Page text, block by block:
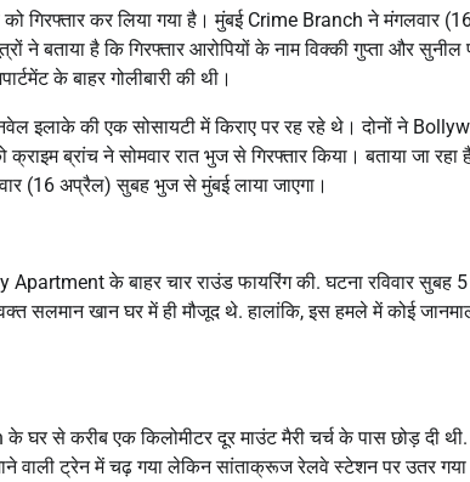
गिरफ्तार कर लिया गया है। मुंबई Crime Branch ने मंगलवार
ने बताया है कि गिरफ्तार आरोपियों के नाम विक्की गुप्ता और सुनील
के बाहर गोलीबारी की थी।
इलाके की एक सोसायटी में किराए पर रह रहे थे। दोनों ने
ब्रांच ने सोमवार रात भुज से गिरफ्तार किया। बताया जा रहा
(16 अप्रैल) सुबह भुज से मुंबई लाया जाएगा।
के बाहर चार राउंड फायरिंग की. घटना रविवार सुबह
सलमान खान घर में ही मौजूद थे. हालांकि, इस हमले में कोई
के घर से करीब एक किलोमीटर दूर माउंट मैरी चर्च के पास छोड़ दी
वाली ट्रेन में चढ़ गया लेकिन सांताक्रूज रेलवे स्टेशन पर उतर